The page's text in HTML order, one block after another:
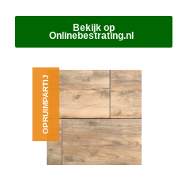
Bekijk op
Onlinebestrating.nl
OPRUIMPARTIJ